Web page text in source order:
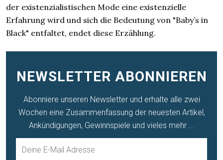
der existenzialistischen Mode eine existenzielle
Erfahrung wird und sich die Bedeutung von "Baby’s in
Black" entfaltet, endet diese Erzählung.
NEWSLETTER ABONNIEREN
Abonniere unseren Newsletter und erhalte alle zwei
Wochen eine Zusammenfassung der neuesten Artikel,
Ankündigungen, Gewinnspiele und vieles mehr ...